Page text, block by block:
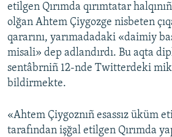
SÜRET
BLOGLAR
FİKİR
Українською
etilgen Qırımda qırımtatar
olğan Ahtem Çiygozge nisbeten
qararını, yarımadadaki «daimiy
misali» dep adlandırdı. Bu aqta
sentâbrniñ 12-nde Twitterdeki
bildirmekte.
«Ahtem Çiygoznıñ esassız üküm
tarafından işğal etilgen Qırımda